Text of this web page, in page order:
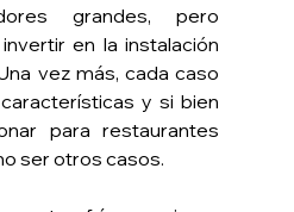
grandes, pero
en la instalación
vez más, cada caso
y si bien
para restaurantes
ser otros casos.